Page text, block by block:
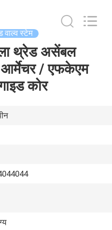
वाल्व स्टेम
थ्रेड असेंबल
आर्मेचर / एफकेएम
कोर